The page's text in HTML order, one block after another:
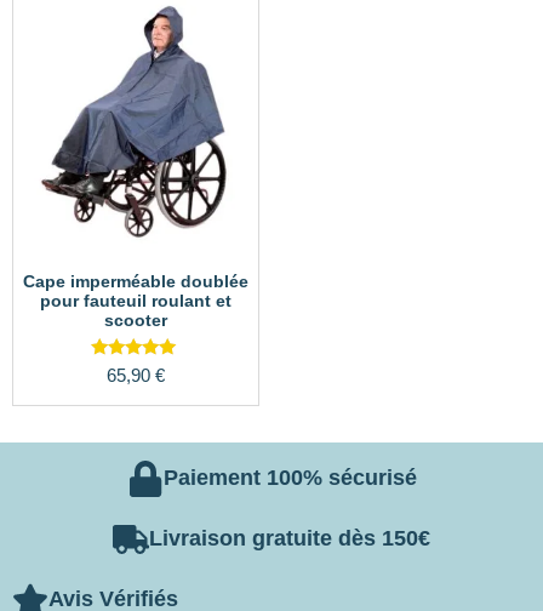
Cape imperméable doublée
pour fauteuil roulant et
scooter
Note
5.00
sur 5
65,90 €
Paiement 100% sécurisé
Livraison gratuite dès 150€
Avis Vérifiés